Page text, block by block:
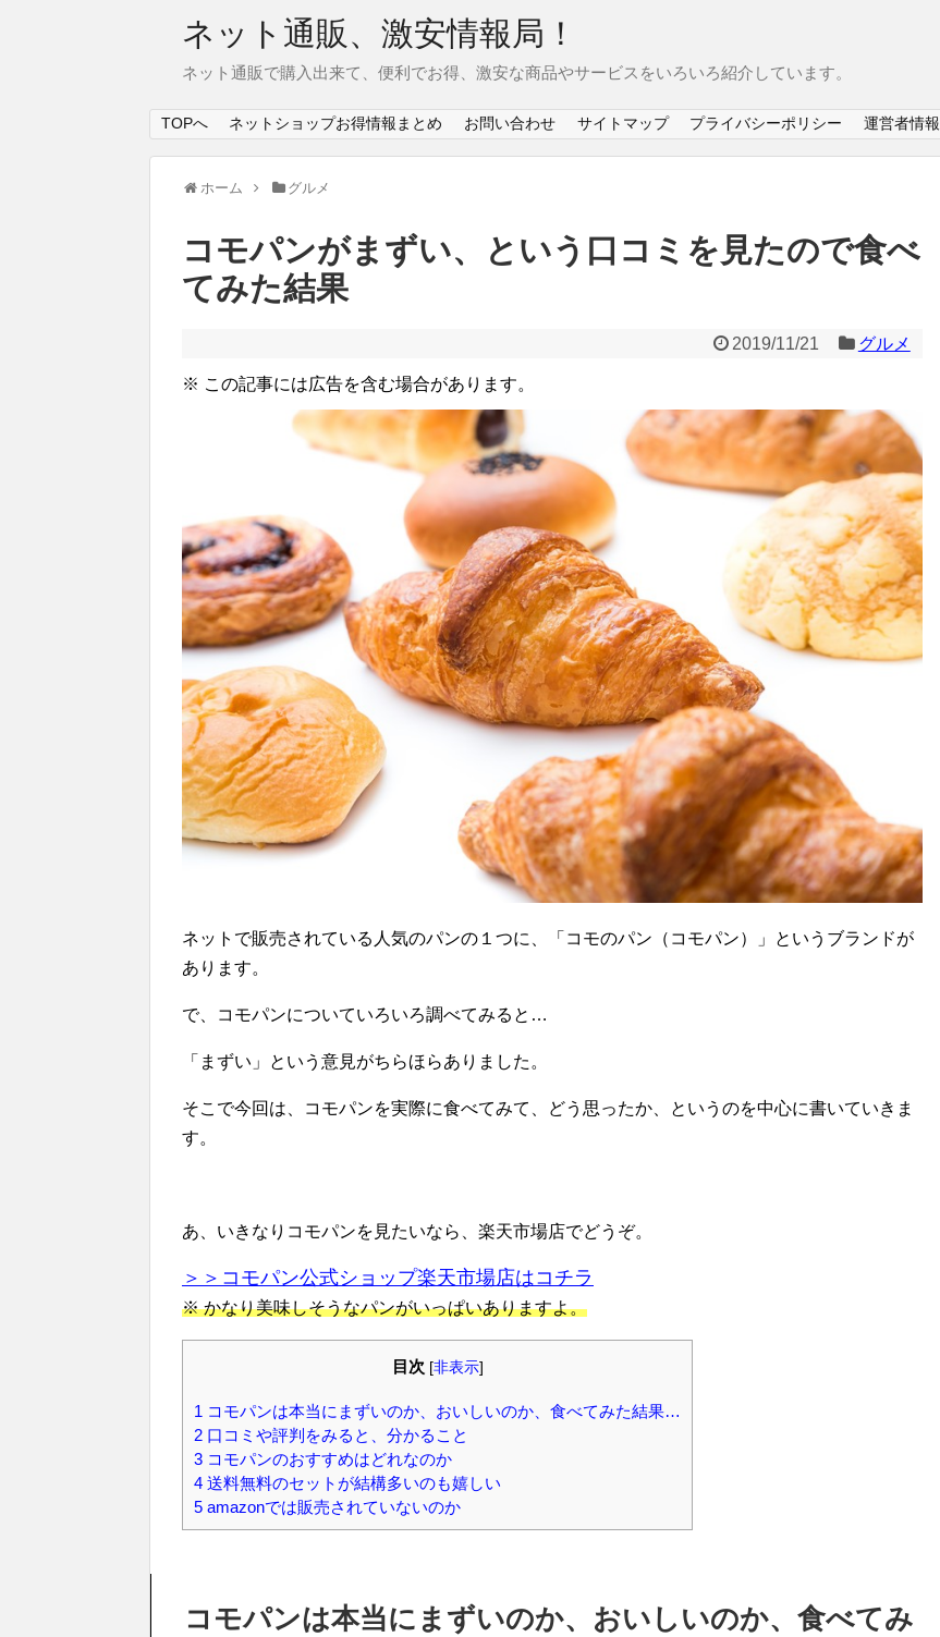
ネット通販、激安情報局！
ネット通販で購入出来て、便利でお得、激安な商品やサービスをいろいろ紹介しています。
TOPへ ネットショップお得情報まとめ お問い合わせ サイトマップ プライバシーポリシー 運営者情報
ホーム グルメ
コモパンがまずい、という口コミを見たので食べ
てみた結果
2019/11/21 グルメ
※ この記事には広告を含む場合があります。
ネットで販売されている人気のパンの１つに、「コモのパン（コモパン）」というブランドが
あります。
で、コモパンについていろいろ調べてみると…
「まずい」という意見がちらほらありました。
そこで今回は、コモパンを実際に食べてみて、どう思ったか、というのを中心に書いていきま
す。
あ、いきなりコモパンを見たいなら、楽天市場店でどうぞ。
＞＞コモパン公式ショップ楽天市場店はコチラ
※ かなり美味しそうなパンがいっぱいありますよ。
目次 [非表示]
1 コモパンは本当にまずいのか、おいしいのか、食べてみた結果…
2 口コミや評判をみると、分かること
3 コモパンのおすすめはどれなのか
4 送料無料のセットが結構多いのも嬉しい
5 amazonでは販売されていないのか
コモパンは本当にまずいのか、おいしいのか、食べてみ